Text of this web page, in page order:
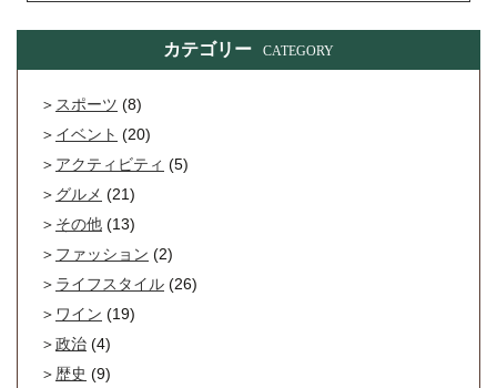
カテゴリー CATEGORY
スポーツ (8)
イベント (20)
アクティビティ (5)
グルメ (21)
その他 (13)
ファッション (2)
ライフスタイル (26)
ワイン (19)
政治 (4)
歴史 (9)